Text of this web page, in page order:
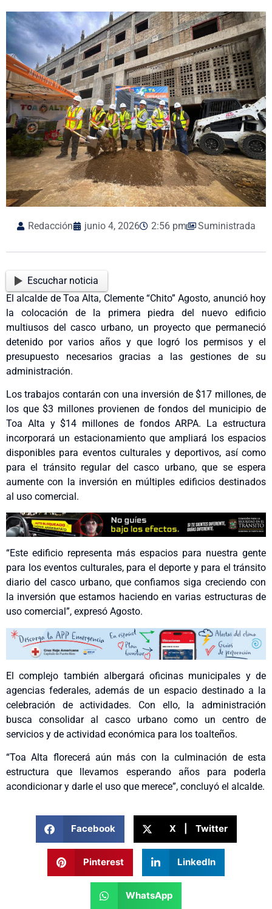
Redacción junio 4, 2026 2:56 pm Suministrada
Escuchar noticia
El alcalde de Toa Alta, Clemente “Chito” Agosto, anunció hoy
la colocación de la primera piedra del nuevo edificio
multiusos del casco urbano, un proyecto que permaneció
detenido por varios años y que logró los permisos y el
presupuesto necesarios gracias a las gestiones de su
administración.
Los trabajos contarán con una inversión de $17 millones, de
los que $3 millones provienen de fondos del municipio de
Toa Alta y $14 millones de fondos ARPA. La estructura
incorporará un estacionamiento que ampliará los espacios
disponibles para eventos culturales y deportivos, así como
para el tránsito regular del casco urbano, que se espera
aumente con la inversión en múltiples edificios destinados
al uso comercial.
“Este edificio representa más espacios para nuestra gente
para los eventos culturales, para el deporte y para el tránsito
diario del casco urbano, que confiamos siga creciendo con
la inversión que estamos haciendo en varias estructuras de
uso comercial”, expresó Agosto.
El complejo también albergará oficinas municipales y de
agencias federales, además de un espacio destinado a la
celebración de actividades. Con ello, la administración
busca consolidar al casco urbano como un centro de
servicios y de actividad económica para los toalteños.
“Toa Alta florecerá aún más con la culminación de esta
estructura que llevamos esperando años para poderla
acondicionar y darle el uso que merece”, concluyó el alcalde.
Facebook X | Twitter
Pinterest LinkedIn
WhatsApp